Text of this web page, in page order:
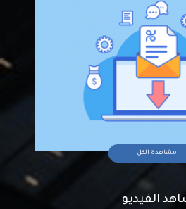
مشاهدة الكل
الفيديو